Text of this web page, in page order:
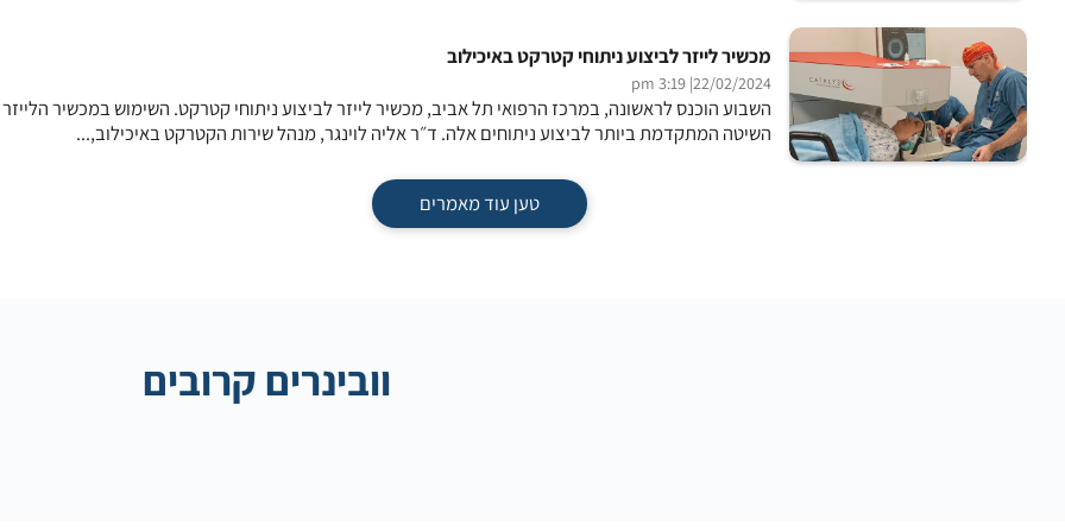
מכשיר לייזר לביצוע ניתוחי קטרקט באיכילוב
22/02/2024
| 3:19 pm
השבוע הוכנס לראשונה, במרכז הרפואי תל אביב, מכשיר לייזר לביצוע ניתוחי קטרקט. השימוש במכשיר הלייזר
השיטה המתקדמת ביותר לביצוע ניתוחים אלה. ד״ר אליה לוינגר, מנהל שירות הקטרקט באיכילוב,...
טען עוד מאמרים
וובינרים קרובים